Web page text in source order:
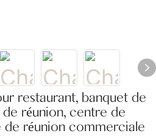
restaurant, banquet de
de réunion, centre de
de réunion commerciale